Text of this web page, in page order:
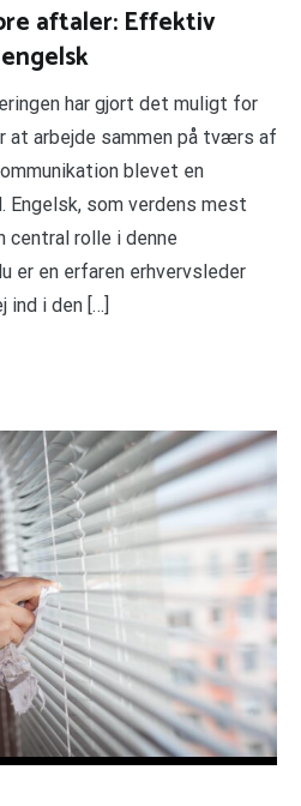
aftaler: Effektiv
har gjort det muligt for
at arbejde sammen på tværs af
blevet en
Engelsk, som verdens mest
central rolle i denne
er en erfaren erhvervsleder
ind i den […]